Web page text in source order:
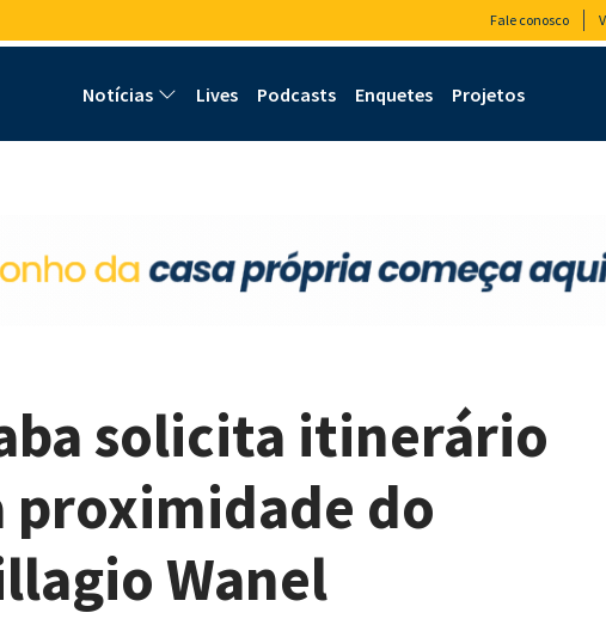
Fale conosco
Notícias Lives Podcasts Enquetes Projetos
solicita itinerário
proximidade do
Wanel